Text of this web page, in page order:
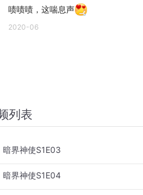
啧啧啧，这喘息声
2020-06
列表
暗界神使S1E03
暗界神使S1E04